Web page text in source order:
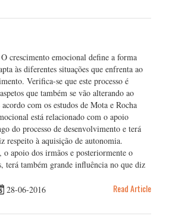
crescimento emocional define a forma
às diferentes situações que enfrenta ao
Verifica-se que este processo é
que também se vão alterando ao
com os estudos de Mota e Rocha
está relacionado com o apoio
do processo de desenvolvimento e terá
respeito à aquisição de autonomia.
o apoio dos irmãos e posteriormente o
terá também grande influência no que diz
28-06-2016 Read Article